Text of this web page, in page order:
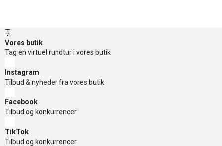
Vores butik
Tag en virtuel rundtur i vores butik
Instagram
Tilbud & nyheder fra vores butik
Facebook
Tilbud og konkurrencer
TikTok
Tilbud og konkurrencer